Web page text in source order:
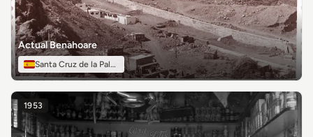
Actual Benahoare
Santa Cruz de la Palma
1953